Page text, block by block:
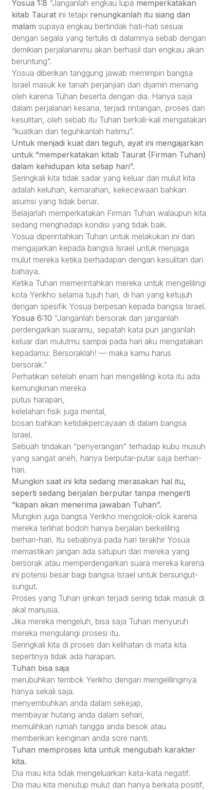
Yosua 1:8 “Janganlah engkau lupa memperkatakan
kitab Taurat ini tetapi renungkanlah itu siang dan
malam supaya engkau bertindak hati-hati sesuai
dengan segala yang tertulis di dalamnya sebab dengan
demikian perjalananmu akan berhasil dan engkau akan
beruntung”.
Yosua diberikan tanggung jawab memimpin bangsa
Israel masuk ke tanah perjanjian dan dijamin menang
oleh karena Tuhan beserta dengan dia. Hanya saja
dalam perjalanan kesana, terjadi rintangan, proses dan
kesulitan, oleh sebab itu Tuhan berkali-kali mengatakan
“kuatkan dan teguhkanlah hatimu”.
Untuk menjadi kuat dan teguh, ayat ini mengajarkan
untuk “memperkatakan kitab Taurat (Firman Tuhan)
dalam kehidupan kita setiap hari”.
Seringkali kita tidak sadar yang keluar dari mulut kita
adalah keluhan, kemarahan, kekecewaan bahkan
asumsi yang tidak benar.
Belajarlah memperkatakan Firman Tuhan walaupun kita
sedang menghadapi kondisi yang tidak baik.
Yosua diperintahkan Tuhan untuk melakukan ini dan
mengajarkan kepada bangsa Israel untuk menjaga
mulut mereka ketika berhadapan dengan kesulitan dan
bahaya.
Ketika Tuhan memerintahkan mereka untuk mengelilingi
kota Yerikho selama tujuh hari, di hari yang ketujuh
dengan spesifik Yosua berpesan kepada bangsa Israel.
Yosua 6:10 “Janganlah bersorak dan janganlah
perdengarkan suaramu, sepatah kata pun janganlah
keluar dari mulutmu sampai pada hari aku mengatakan
kepadamu: Bersoraklah! — maka kamu harus
bersorak.”
Perhatikan setelah enam hari mengelilingi kota itu ada
kemungkinan mereka
putus harapan,
kelelahan fisik juga mental,
bosan bahkan ketidakpercayaan di dalam bangsa
Israel.
Sebuah tindakan “penyerangan” terhadap kubu musuh
yang sangat aneh, hanya berputar-putar saja berhari-
hari.
Mungkin saat ini kita sedang merasakan hal itu,
seperti sedang berjalan berputar tanpa mengerti
“kapan akan menerima jawaban Tuhan”.
Mungkin juga bangsa Yerikho mengolok-olok karena
mereka terlihat bodoh hanya berjalan berkeliling
berhari-hari. Itu sebabnya pada hari terakhir Yosua
memastikan jangan ada satupun dari mereka yang
bersorak atau memperdengarkan suara mereka karena
ini potensi besar bagi bangsa Israel untuk bersungut-
sungut.
Proses yang Tuhan ijinkan terjadi sering tidak masuk di
akal manusia.
Jika mereka mengeluh, bisa saja Tuhan menyuruh
mereka mengulangi prosesi itu.
Seringkali kita di proses dan kelihatan di mata kita
sepertinya tidak ada harapan.
Tuhan bisa saja
merubuhkan tembok Yerikho dengan mengelilinginya
hanya sekali saja.
menyembuhkan anda dalam sekejap,
membayar hutang anda dalam sehari,
memulihkan rumah tangga anda besok atau
memberikan keinginan anda sore nanti.
Tuhan memproses kita untuk mengubah karakter
kita.
Dia mau kita tidak mengeluarkan kata-kata negatif.
Dia mau kita menutup mulut dan hanya berkata positif,